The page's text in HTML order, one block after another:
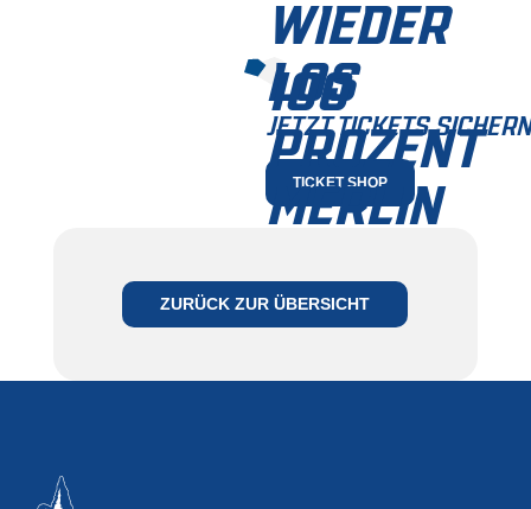
WIEDER
LOS
JETZT TICKETS SICHERN
TICKET SHOP
100
PROZENT
MERLIN
WERDEN
ZURÜCK ZUR ÜBERSICHT